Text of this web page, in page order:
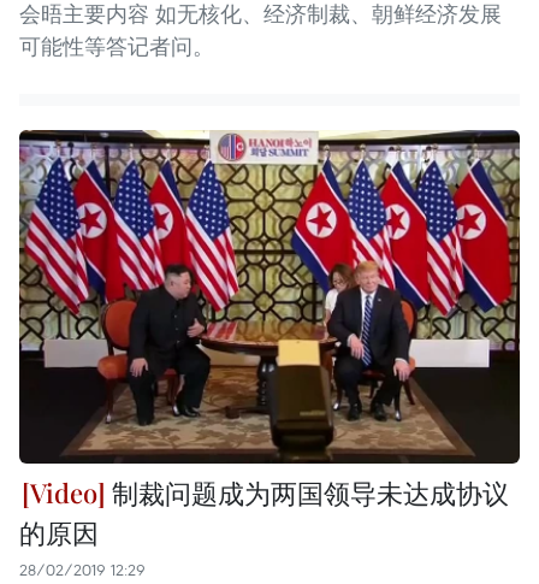
会晤主要内容 如无核化、经济制裁、朝鲜经济发展
可能性等答记者问。
制裁问题成为两国领导未达成协议
的原因
28/02/2019 12:29